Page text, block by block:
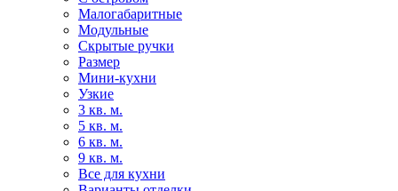
Малогабаритные
Модульные
Скрытые ручки
Размер
Мини-кухни
Узкие
3 кв. м.
5 кв. м.
6 кв. м.
9 кв. м.
Все для кухни